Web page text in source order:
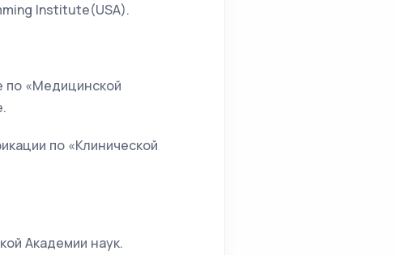
Institute(USA).
по «Медицинской
по «Клинической
Академии наук.